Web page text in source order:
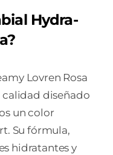
Hydra-
Lovren Rosa
calidad diseñado
un color
Su fórmula,
hidratantes y